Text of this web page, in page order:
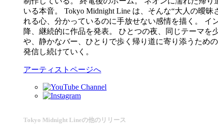
いる本音。 Tokyo Midnight Line は、そんな“大人の曖
れる心、分かっているのに手放せない感情を描く。 イ
降、継続的に作品を発表。 ひとつの夜、同じテーマ
や、静かなバー、ひとりで歩く帰り道に寄り添うため
発信し続けていく。
アーティストページへ
Tokyo Midnight Lineの他のリリース